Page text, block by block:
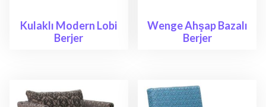
Kulaklı Modern Lobi
Berjer
Wenge Ahşap Bazalı
Berjer